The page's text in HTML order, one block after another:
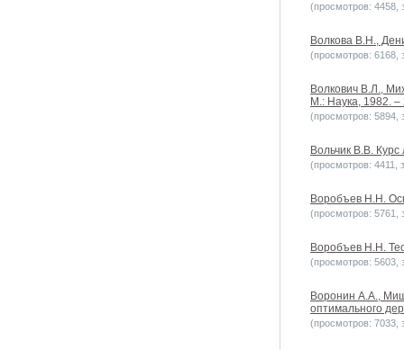
(просмотров: 4458,
Волкова В.Н.,
(просмотров: 6168,
Волкович В.Л.,
М.: Наука, 1982. –
(просмотров: 5894,
Вольчик В.В.
(просмотров: 4411,
Воробъев Н.Н.
(просмотров: 5761,
Воробъев Н.Н.
(просмотров: 5603,
Воронин А.А.,
оптимального
(просмотров: 7033,